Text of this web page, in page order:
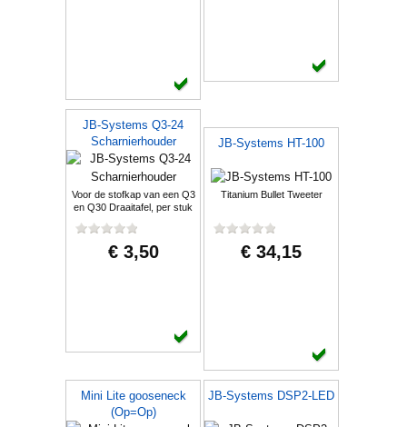
JB-Systems Q3-24
Scharnierhouder
Voor de stofkap van een Q3
en Q30 Draaitafel, per stuk
€ 3,50
JB-Systems HT-100
Titanium Bullet Tweeter
€ 34,15
Mini Lite gooseneck
(Op=Op)
JB-Systems DSP2-LED